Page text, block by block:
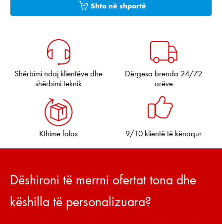
Shto në shportë
Shërbimi ndaj klientëve dhe
shërbimi teknik
Dërgesa brenda 24/72
orëve
Kthime falas 9/10 klientë të kënaqur
Dëshironi të merrni ofertat tona dhe
këshilla të personalizuara?